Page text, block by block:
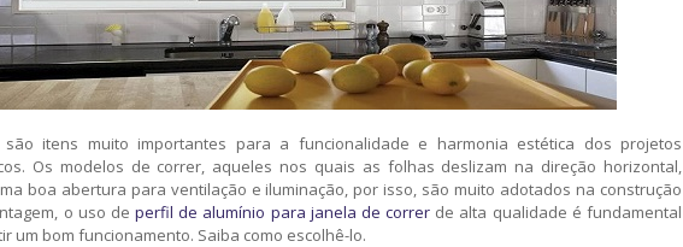
são itens muito importantes para a funcionalidade e harmonia estética dos projetos
Os modelos de correr, aqueles nos quais as folhas deslizam na direção horizontal,
boa abertura para ventilação e iluminação, por isso, são muito adotados na construção
o uso deperfil de alumínio para janela de correr de alta qualidade é fundamental
um bom funcionamento. Saiba como escolhê-lo.